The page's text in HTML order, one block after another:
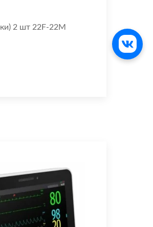
2 шт 22F-22М